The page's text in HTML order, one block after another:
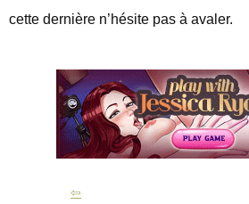
cette dernière n’hésite pas à avaler.